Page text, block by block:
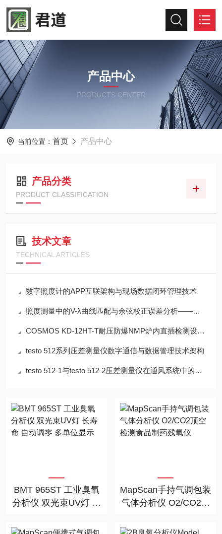
产品中心
PRODUCTS CENTER
当前位置： 首页 产品中心
产品分类
PRODUCT CLASSIFICATION
技术文章
TECHNICAL ARTICLES
数字照度计的APP互联架构与现场数据闭环管理技术
照度测量中的V-λ曲线匹配与余弦校正误差分析——以硅光电二极管照度计为例
COSMOS KD-12HT-T耐压防爆NMP炉内直插检测设备工程设计指南
testo 512系列压差测量仪数字通信与数据管理技术架构
testo 512-1与testo 512-2压差测量仪在通风系统中的应用技术分析
BMT 965ST 工业臭氧
分析仪 双光束UV灯 长
显示
MapScan手持气调包装
气体分析仪 O2/CO2顶